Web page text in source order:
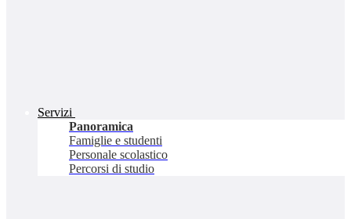
Servizi
Panoramica
Famiglie e studenti
Personale scolastico
Percorsi di studio